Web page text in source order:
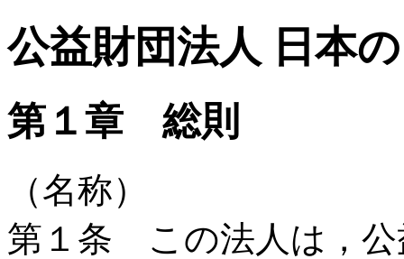
公益財団法人 日本
第１章 総則
（名称）
第１条 この法人は，公